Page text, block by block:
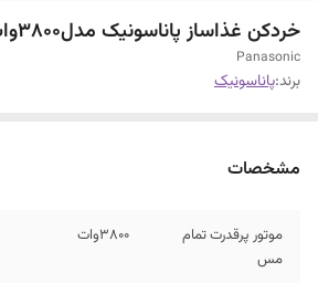
خردکن غذاساز پاناسونیک مدل۳۸۰۰وات ژاپن ۴لیتری
Panasonic
برند:پاناسونیک
مشخصات
موتور پرقدرت تمام
مس
۳۸۰۰وات